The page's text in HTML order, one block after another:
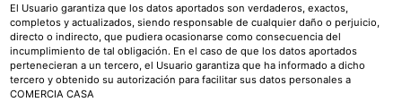
El Usuario garantiza que los datos aportados son verdaderos, exactos,
completos y actualizados, siendo responsable de cualquier daño o perjuicio,
directo o indirecto, que pudiera ocasionarse como consecuencia del
incumplimiento de tal obligación. En el caso de que los datos aportados
pertenecieran a un tercero, el Usuario garantiza que ha informado a dicho
tercero y obtenido su autorización para facilitar sus datos personales a
COMERCIA CASA